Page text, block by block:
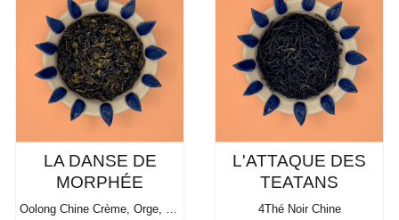
LA DANSE DE
MORPHÉE
L'ATTAQUE DES
TEATANS
4Thé Noir Chine